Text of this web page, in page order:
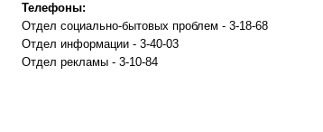
Телефоны:
Отдел социально-бытовых проблем - 3-18-68
Отдел информации - 3-40-03
Отдел рекламы - 3-10-84